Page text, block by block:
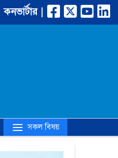
কনভার্টার |
সকল বিষয়